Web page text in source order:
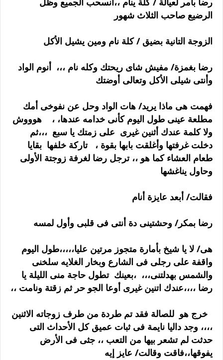
الرضيع صاحب الثلاث شهور
الزوجة التانية بضيق / كلة نام ومين يشيل الأكل
رضا بغمزة/ مفيش شاى ريحتك وكله نام ،،، أنوم الواد
وأنتى شيلى الأكل وتعالى أوضتك
فهمت هى ماذا يريد/ هات الواد وحل عن نفوخى أمك
مطلعة عينى طول اليوم كأنى خدامه عندها، ، هوووش
ولا كلمة عندك أثنين غيرى على زمتك يا سبع ،،،ثم
دخلت غرفتها وأغلقت بابها بقوة ، تاركة خلفها بقايا
طعام العشاء كما هو ،، ترجل رضا لغرفة زوجتة الأولى
وحاول يناغشها
فقالت/ أبعد عايزة أنام
رضا بمكر/ وحشتينى دة أنتى فى قلبى وأول لمسه
هى/ لا يا شيخ بأمارة متجوز مرتين عليا،،،،،طول اليوم
واقفة على رجلى فى الشارع وبخار الغلايه سلخنى
والشمس بهدلتنى،،، ،بعينك تطول حاجة منى الليلة يا
رضا ،،،،عندك اتنين غيرى أوعا الجو حر ثم زقتة ونامت ،،
خرج هو للصالة فقد تم طردة من طرف زوجاته الاثنين
،،،، وجد داليا نايمة فى ثبات عميق كل الأحداث التى
حدثت لم تشعر بيها من التعب ،، جثى فى الأرض
يفوقها،،فاقت وقالت/ عايز إيه